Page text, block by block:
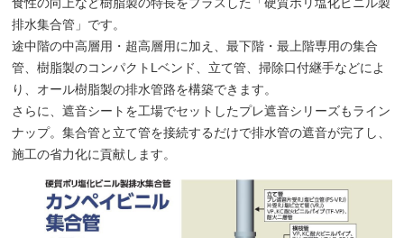
食性の向上など樹脂製の特長をプラスした「硬質ポリ塩化ビニル製
排水集合管」です。
途中階の中高層用・超高層用に加え、最下階・最上階専用の集合
管、樹脂製のコンパクトLベンド、立て管、掃除口付継手などによ
り、オール樹脂製の排水管路を構築できます。
さらに、遮音シートを工場でセットしたプレ遮音シリーズもライン
ナップ。集合管と立て管を接続するだけで排水管の遮音が完了し、
施工の省力化に貢献します。